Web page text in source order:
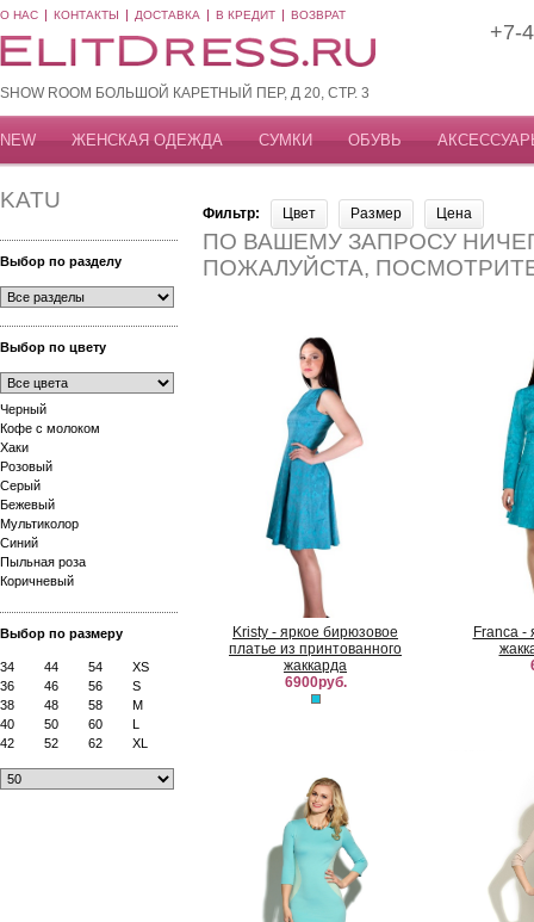
О НАС КОНТАКТЫ ДОСТАВКА В КРЕДИТ ВОЗВРАТ
SHOW ROOM БОЛЬШОЙ КАРЕТНЫЙ ПЕР, Д 20, СТР. 3
+7-
NEW ЖЕНСКАЯ ОДЕЖДА СУМКИ ОБУВЬ
KATU
Выбор по разделу
Выбор по цвету
Черный
Кофе с молоком
Хаки
Розовый
Серый
Бежевый
Мультиколор
Синий
Пыльная роза
Коричневый
Выбор по размеру
34 44 54
XS
36
46 56
S
38
48 58
M
40
50 60
L
42
52 62 XL
Фильтр: Цвет Размер Цена
ПО ВАШЕМУ ЗАПРОСУ
ПОЖАЛУЙСТА,
Kristy - яркое бирюзовое
платье из принтованного
жаккарда
6900руб.
Franca -